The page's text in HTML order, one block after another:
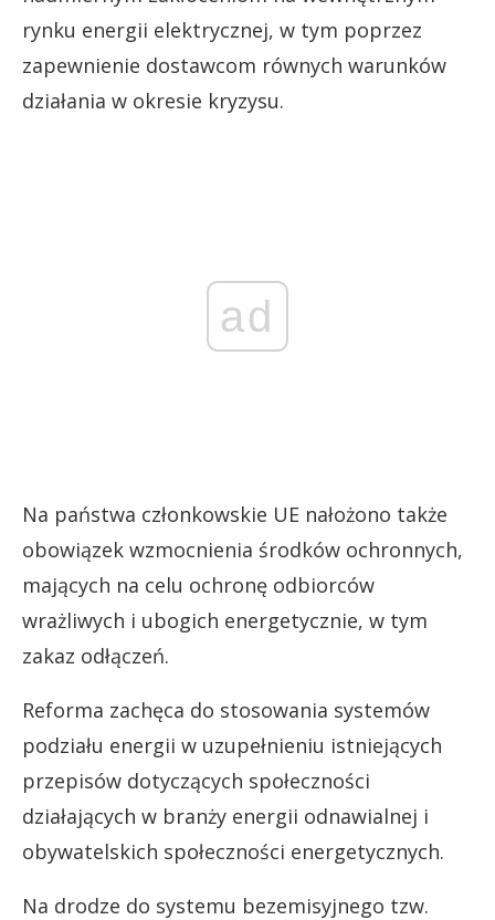
rynku energii elektrycznej, w tym poprzez
zapewnienie dostawcom równych warunków
działania w okresie kryzysu.
ad
Na państwa członkowskie UE nałożono także
obowiązek wzmocnienia środków ochronnych,
mających na celu ochronę odbiorców
wrażliwych i ubogich energetycznie, w tym
zakaz odłączeń.
Reforma zachęca do stosowania systemów
podziału energii w uzupełnieniu istniejących
przepisów dotyczących społeczności
działających w branży energii odnawialnej i
obywatelskich społeczności energetycznych.
Na drodze do systemu bezemisyjnego tzw.